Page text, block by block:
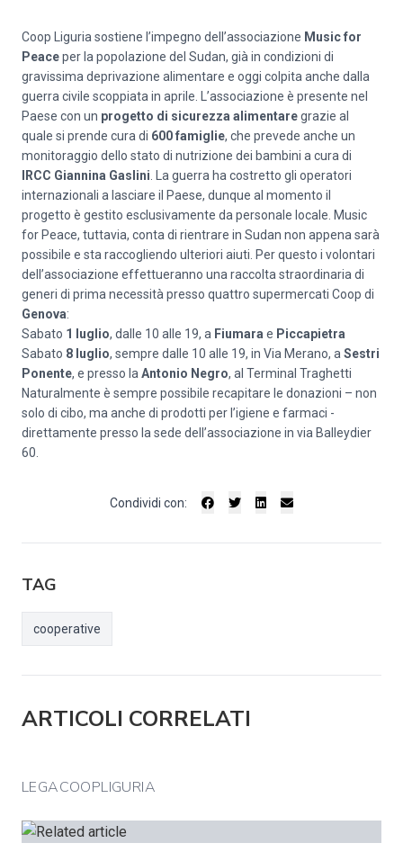
Coop Liguria sostiene l’impegno dell’associazione Music for
Peaceper la popolazione del Sudan, già in condizioni di
gravissima deprivazione alimentare e oggi colpita anche dalla
guerra civile scoppiata in aprile. L’associazione è presente nel
Paese con un progetto di sicurezza alimentaregrazie al
quale si prende cura di 600 famiglie, che prevede anche un
monitoraggio dello stato di nutrizione dei bambini a cura di
IRCC Giannina Gaslini . La guerra ha costretto gli operatori
internazionali a lasciare il Paese, dunque al momento il
progetto è gestito esclusivamente da personale locale. Music
for Peace, tuttavia, conta di rientrare in Sudan non appena sarà
possibile e sta raccogliendo ulteriori aiuti. Per questo i volontari
dell’associazione effettueranno una raccolta straordinaria di
generi di prima necessità presso quattro supermercati Coop di
Genova:
Sabato 1 luglio, dalle 10 alle 19, a Fiumara e Piccapietra
Sabato 8 luglio, sempre dalle 10 alle 19, in Via Merano, a Sestri
Ponente, e presso la Antonio Negro, al Terminal Traghetti
Naturalmente è sempre possibile recapitare le donazioni – non
solo di cibo, ma anche di prodotti per l’igiene e farmaci -
direttamente presso la sede dell’associazione in via Balleydier
60.
Condividi con:
TAG
cooperative
ARTICOLI CORRELATI
LEGACOOPLIGURIA